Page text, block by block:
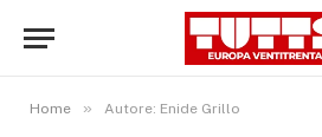
Home » Autore: Enide Grillo